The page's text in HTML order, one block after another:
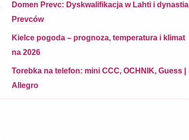
Domen Prevc: Dyskwalifikacja w Lahti i dynastia
Prevców
Kielce pogoda – prognoza, temperatura i klimat
na 2026
Torebka na telefon: mini CCC, OCHNIK, Guess |
Allegro